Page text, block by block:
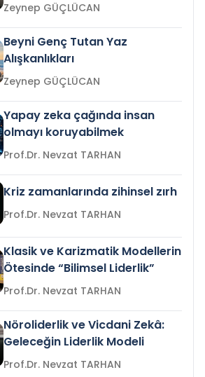
Zeynep GÜÇLÜCAN
Beyni Genç Tutan Yaz
Alışkanlıkları
Zeynep GÜÇLÜCAN
Yapay zeka çağında insan
olmayı koruyabilmek
Prof.Dr. Nevzat TARHAN
Kriz zamanlarında zihinsel zırh
Prof.Dr. Nevzat TARHAN
Klasik ve Karizmatik Modellerin
Ötesinde “Bilimsel Liderlik”
Prof.Dr. Nevzat TARHAN
Nöroliderlik ve Vicdani Zekâ:
Geleceğin Liderlik Modeli
Prof.Dr. Nevzat TARHAN